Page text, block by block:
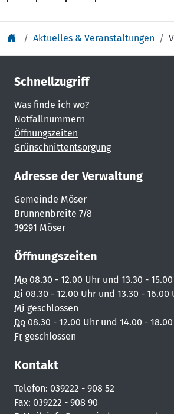
Aktuelles & Veranstaltungen
Schnellzugriff
Was finde ich wo?
Notfallnummern
Öffnungszeiten
Grünschnittentsorgung
Adresse der Verwaltung
Gemeinde Möser
Brunnenbreite 7/8
39291 Möser
Öffnungszeiten
Mo 08.30 - 12.00 Uhr und 13.30 -
Di 08.30 - 12.00 Uhr und 13.30 - 16.00
Mi geschlossen
Do 08.30 - 12.00 Uhr und 14.00 -
Fr geschlossen
Kontakt
Telefon: 039222 - 908 52
Fax: 039222 - 908 90